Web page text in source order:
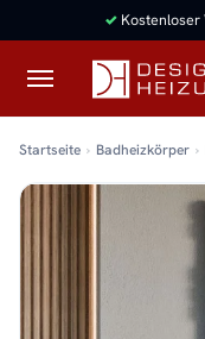
Startseite Badheizkörper